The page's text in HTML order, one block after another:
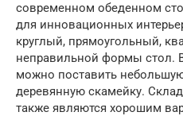
современном обеденном
для инновационных
круглый, прямоугольный,
неправильной формы стол.
можно поставить
деревянную скамейку.
также являются хорошим